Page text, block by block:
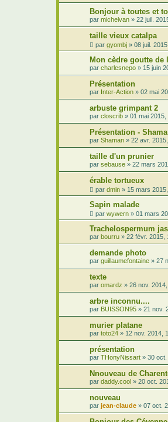
Bonjour à toutes et
par michelvan » 22 juil.
taille vieux catalpa
par gyombj » 08 juil.
Mon cèdre goutte de
par charlesnepo » 15 juin
Présentation
par Inter-Action » 02 mai
arbuste grimpant 2
par closcrib » 01 mai 2015,
Présentation -
par Shaman » 22 avr.
taille d'un prunier
par sebause » 22 mars
érable tortueux
par dmin » 15 mars
Sapin malade
par wywern » 01 mars
Trachelospermum
par bourru » 22 févr. 2015,
demande photo
par guillaumefontaine » 27
texte
par omardz » 26 nov.
arbre inconnu....
par BUISSON95 » 21 nov.
murier platane
par toto24 » 12 nov. 2014,
présentation
par THonyNissart » 30 oct.
Nnouveau de
par daddy.cool » 20 oct.
nouveau
par jean-claude » 07 oct.